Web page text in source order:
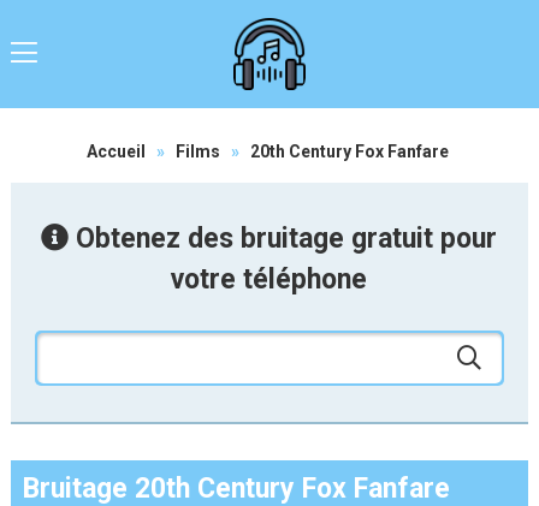
Accueil » Films » 20th Century Fox Fanfare
Obtenez des bruitage gratuit pour
votre téléphone
Bruitage 20th Century Fox Fanfare